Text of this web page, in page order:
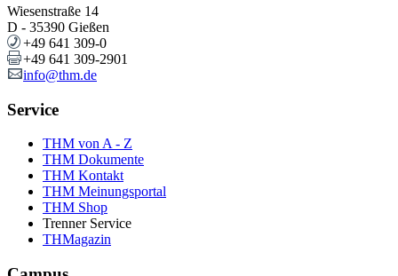
Wiesenstraße 14
D - 35390 Gießen
+49 641 309-0
+49 641 309-2901
info@thm.de
Service
THM von A - Z
THM Dokumente
THM Kontakt
THM Meinungsportal
THM Shop
Trenner Service
THMagazin